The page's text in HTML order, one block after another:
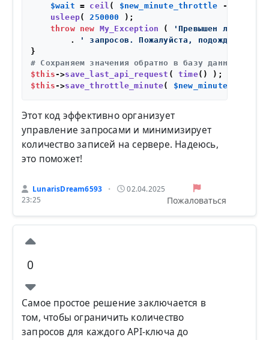
$wait = ceil ( $new_minute_throttle -
usleep( 250000
);
throw
new My_Exception (
'Превышен лимит
        .
' запросов. Пожалуйста, подождите '
# Сохраняем значения обратно в базу данных.
$this->save_last_api_request ( time
$this->save_throttle_minute(
Этот код эффективно организует
управление запросами и минимизирует
количество записей на сервере. Надеюсь,
это поможет!
LunarisDream6593 •
02.04.2025
23:25
Пожаловаться
0
Самое простое решение заключается в
том, чтобы ограничить количество
запросов для каждого API-ключа до